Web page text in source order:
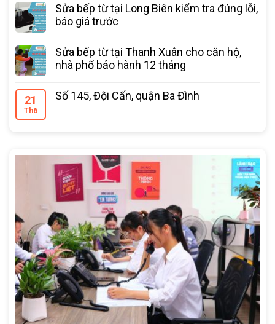
Sửa bếp từ tại Long Biên kiểm tra đúng lỗi,
báo giá trước
Sửa bếp từ tại Thanh Xuân cho căn hộ,
nhà phố bảo hành 12 tháng
21
Th6
Số 145, Đội Cấn, quận Ba Đình